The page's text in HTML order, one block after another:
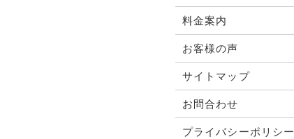
料金案内
お客様の声
サイトマップ
お問合わせ
プライバシーポリシー